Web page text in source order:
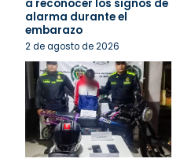
a reconocer los signos de
alarma durante el
embarazo
2 de agosto de 2026